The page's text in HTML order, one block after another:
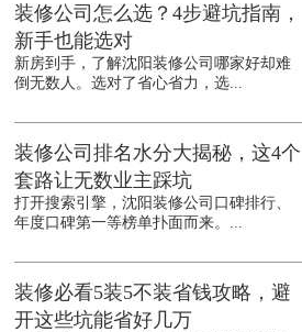
装修公司怎么选？4步避坑指南，
新手也能选对
新房到手，了解沈阳装修公司哪家好却难
倒无数人。选对了省心省力，选...
装修公司排名水分大揭秘，这4个
套路让无数业主踩坑
打开搜索引擎，沈阳装修公司口碑排行、
年度口碑第一等榜单扑面而来。...
装修必看5装5不装省钱攻略，避
开这些坑能省好几万